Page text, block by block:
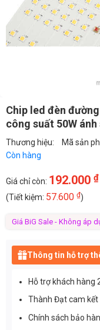
Chip led đèn
công suất 50W
Thương hiệu: Mã sản
Còn hàng
Giá chỉ còn: 192.000 ₫
(Tiết kiệm: 57.600 ₫)
Giá BiG Sale - Không áp
Thông tin hỗ trợ
Hỗ trợ khách hàng
Thành Đạt cam kết
Chính sách bảo